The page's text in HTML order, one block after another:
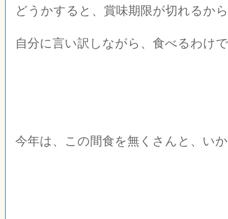
どうかすると、賞味期限が切れるか
自分に言い訳しながら、食べるわけ
今年は、この間食を無くさんと、い